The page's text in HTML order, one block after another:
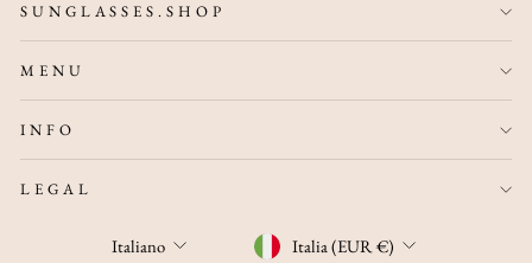
SUNGLASSES.SHOP
MENU
INFO
LEGAL
LINGUA
Italiano VALUTAItalia (EUR €)